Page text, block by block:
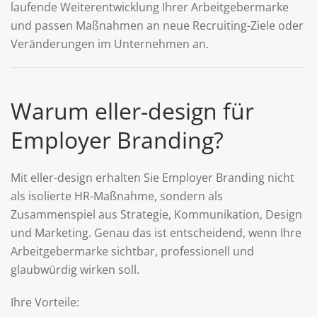
laufende Weiterentwicklung Ihrer Arbeitgebermarke
und passen Maßnahmen an neue Recruiting-Ziele oder
Veränderungen im Unternehmen an.
Warum eller-design für
Employer Branding?
Mit eller-design erhalten Sie Employer Branding nicht
als isolierte HR-Maßnahme, sondern als
Zusammenspiel aus Strategie, Kommunikation, Design
und Marketing. Genau das ist entscheidend, wenn Ihre
Arbeitgebermarke sichtbar, professionell und
glaubwürdig wirken soll.
Ihre Vorteile: